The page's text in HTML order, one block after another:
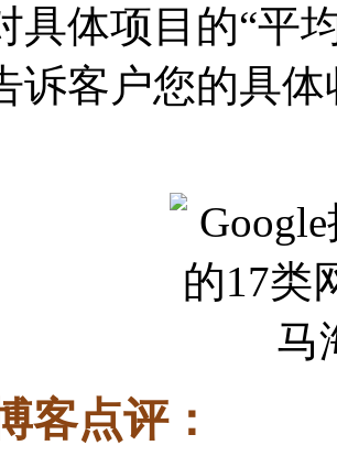
具体项目的“平
诉客户您的具
客点评：